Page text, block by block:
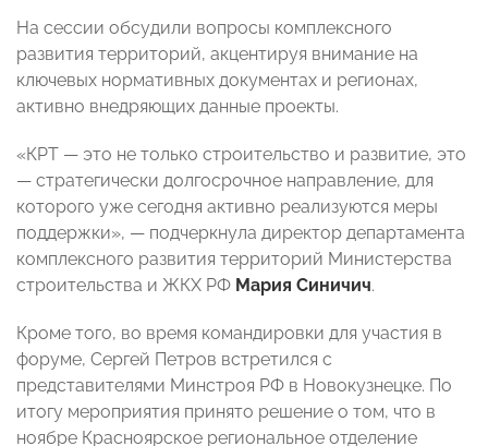
На сессии обсудили вопросы комплексного
развития территорий, акцентируя внимание на
ключевых нормативных документах и регионах,
активно внедряющих данные проекты.
«КРТ — это не только строительство и развитие, это
— стратегически долгосрочное направление, для
которого уже сегодня активно реализуются меры
поддержки», — подчеркнула директор департамента
комплексного развития территорий Министерства
строительства и ЖКХ РФ Мария Синичич.
Кроме того, во время командировки для участия в
форуме, Сергей Петров встретился с
представителями Минстроя РФ в Новокузнецке. По
итогу мероприятия принято решение о том, что в
ноябре Красноярское региональное отделение